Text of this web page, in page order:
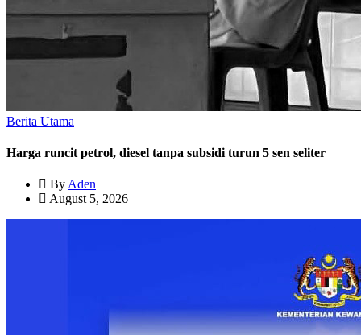
Berita Utama
Harga runcit petrol, diesel tanpa subsidi turun 5 sen seliter
By Aden
August 5, 2026